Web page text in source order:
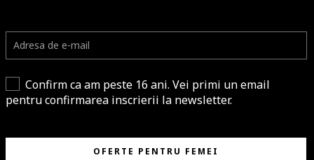
Confirm ca am peste 16 ani. Vei primi un email
pentru confirmarea inscrierii la newsletter.
OFERTE PENTRU FEMEI